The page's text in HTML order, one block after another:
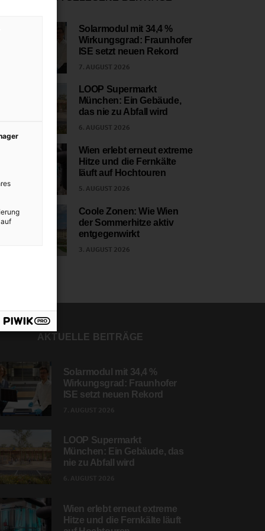
Solarmodul mit 34,4 %
Wirkungsgrad: Fraunhofer
ISE setzt neuen Rekord
7. AUGUST 2026
LOOP Supermarkt
München: Ein Gebäude,
das nie zu Abfall wird
6. AUGUST 2026
Wien erlebt erneut extreme
Hitze und die Fernkälte
läuft auf Hochtouren
5. AUGUST 2026
Coole Zonen: Wie Wien
der Sommerhitze aktiv
entgegenwirkt
3. AUGUST 2026
AKTUELLE BEITRÄGE
Solarmodul mit 34,4 %
Wirkungsgrad: Fraunhofer
ISE setzt neuen Rekord
LOOP Supermarkt
München: Ein Gebäude, das
nie zu Abfall wird
Wien erlebt erneut extreme
Hitze und die Fernkälte läuft